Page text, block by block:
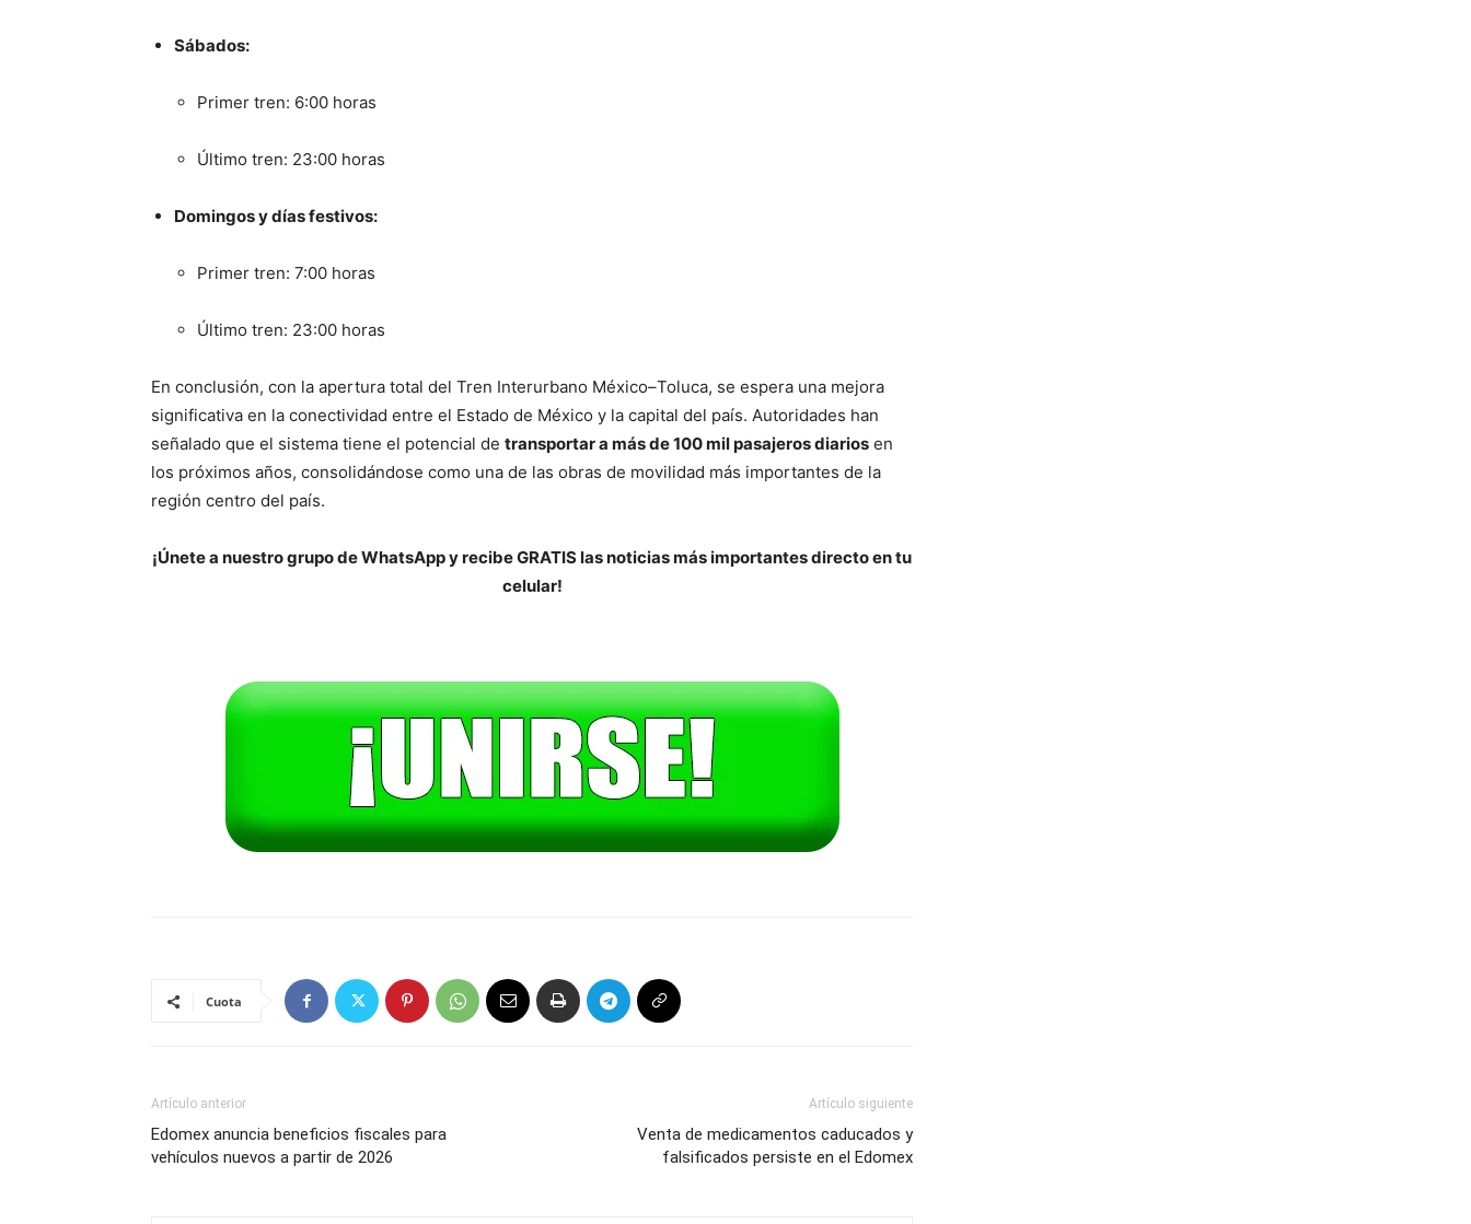
Sábados:
Primer tren: 6:00 horas
Último tren: 23:00 horas
Domingos y días festivos:
Primer tren: 7:00 horas
Último tren: 23:00 horas
En conclusión, con la apertura total del Tren Interurbano México–Toluca, se espera una mejora
significativa en la conectividad entre el Estado de México y la capital del país. Autoridades han
señalado que el sistema tiene el potencial de transportar a más de 100 mil pasajeros diarios en
los próximos años, consolidándose como una de las obras de movilidad más importantes de la
región centro del país.
¡Únete a nuestro grupo de WhatsApp y recibe GRATIS las noticias más importantes directo en tu
celular!
Cuota
Artículo anterior
Edomex anuncia beneficios fiscales para
vehículos nuevos a partir de 2026
Artículo siguiente
Venta de medicamentos caducados y
falsificados persiste en el Edomex